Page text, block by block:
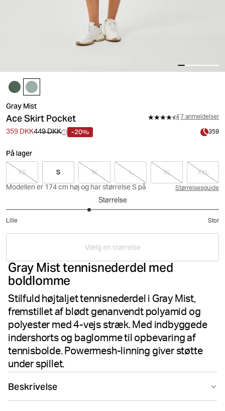
Gray Mist
Ace Skirt Pocket 7 anmeldelser
359 DKK449 DKK -20% 359
På lager
XS S M L XL XXL
Modellen er 174 cm høj og har størrelse S på Størrelsesguide
Størrelse
Lille Stor
ud
af
stemmer
Vælg en størrelse
Gray Mist tennisnederdel med
boldlomme
Stilfuld højtaljet tennisnederdel i Gray Mist,
fremstillet af blødt genanvendt polyamid og
polyester med 4-vejs stræk. Med indbyggede
indershorts og baglomme til opbevaring af
tennisbolde. Powermesh-linning giver støtte
under spillet.
Beskrivelse